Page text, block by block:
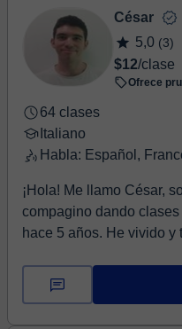
César
5,0 (3)
$12/clase
Ofrece
64 clases
Italiano
Habla: Español,
¡Hola! Me llamo César,
compagino dando
hace 5 años. He